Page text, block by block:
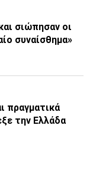
σιώπησαν οι
συναίσθημα»
πραγματικά
την Ελλάδα